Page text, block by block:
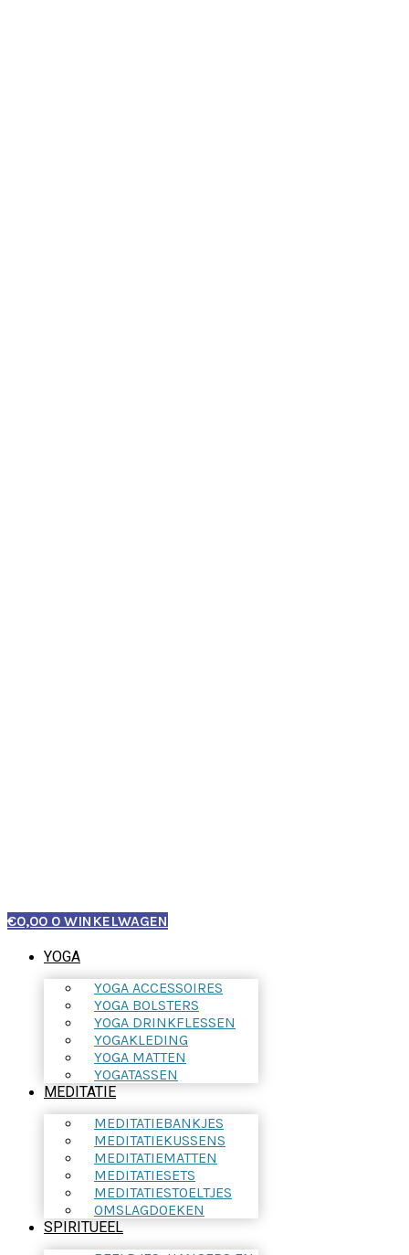
€0,00 0 WINKELWAGEN
YOGA
YOGA ACCESSOIRES
YOGA BOLSTERS
YOGA DRINKFLESSEN
YOGAKLEDING
YOGA MATTEN
YOGATASSEN
MEDITATIE
MEDITATIEBANKJES
MEDITATIEKUSSENS
MEDITATIEMATTEN
MEDITATIESETS
MEDITATIESTOELTJES
OMSLAGDOEKEN
SPIRITUEEL